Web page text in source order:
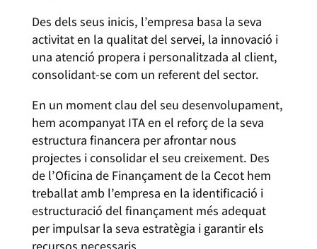
Des dels seus inicis, l’empresa basa la seva
activitat en la qualitat del servei, la innovació i
una atenció propera i personalitzada al client,
consolidant-se com un referent del sector.
En un moment clau del seu desenvolupament,
hem acompanyat ITA en el reforç de la seva
estructura financera per afrontar nous
projectes i consolidar el seu creixement. Des
de l’Oficina de Finançament de la Cecot hem
treballat amb l’empresa en la identificació i
estructuració del finançament més adequat
per impulsar la seva estratègia i garantir els
recursos necessaris.